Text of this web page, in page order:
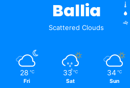
Ballia
Scattered Clouds
28 ℃
Fri
33 ℃
Sat
34 ℃
Sun